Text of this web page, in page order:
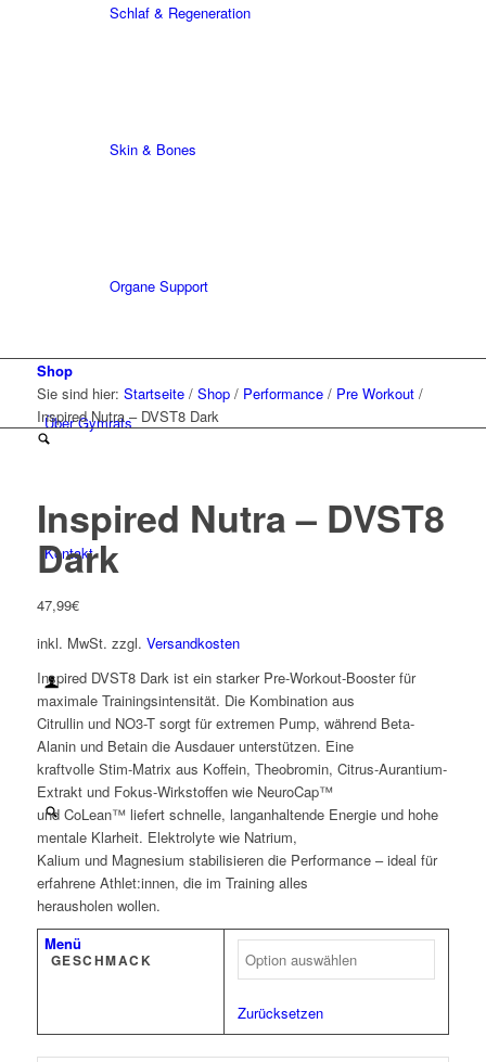
Schlaf & Regeneration
Skin & Bones
Organe Support
Über Gymrats
Kontakt
Menü
Shop
Sie sind hier: Startseite / Shop / Performance / Pre Workout /
Inspired Nutra – DVST8 Dark
Inspired Nutra – DVST8
Dark
47,99€
inkl. MwSt. zzgl. Versandkosten
Inspired DVST8 Dark ist ein starker Pre-Workout-Booster für
maximale Trainingsintensität. Die Kombination aus
Citrullin und NO3-T sorgt für extremen Pump, während Beta-
Alanin und Betain die Ausdauer unterstützen. Eine
kraftvolle Stim-Matrix aus Koffein, Theobromin, Citrus-Aurantium-
Extrakt und Fokus-Wirkstoffen wie NeuroCap™
und CoLean™ liefert schnelle, langanhaltende Energie und hohe
mentale Klarheit. Elektrolyte wie Natrium,
Kalium und Magnesium stabilisieren die Performance – ideal für
erfahrene Athlet:innen, die im Training alles
herausholen wollen.
GESCHMACK
Zurücksetzen